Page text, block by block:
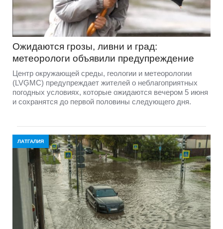
Ожидаются грозы, ливни и град:
метеорологи объявили предупреждение
Центр окружающей среды, геологии и метеорологии
(LVĢMC) предупреждает жителей о неблагоприятных
погодных условиях, которые ожидаются вечером 5 июня
и сохранятся до первой половины следующего дня.
ЛАТГАЛИЯ